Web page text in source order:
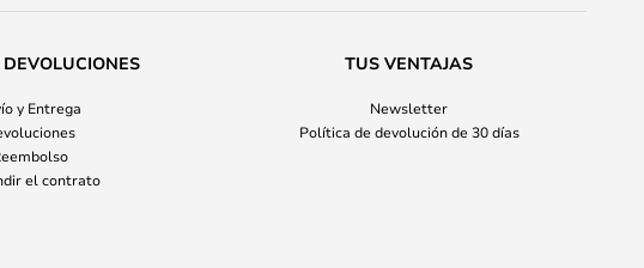
y Entrega
el contrato
TUS VENTAJAS
Newsletter
Política de devolución de 30 días